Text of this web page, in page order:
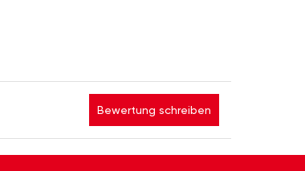
Bewertung schreiben